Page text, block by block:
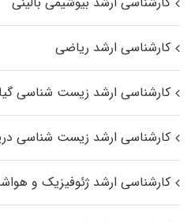
کارشناسی ارشد ریاضی
کارشناسی ارشد زیست‌ شناسی
کارشناسی ارشد زیست‌ شناسی
کارشناسی ارشد ژئوفیزیک و